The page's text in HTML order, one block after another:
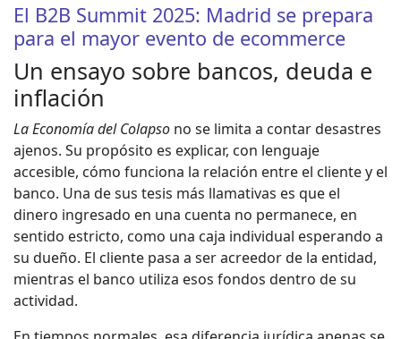
El B2B Summit 2025: Madrid se prepara
para el mayor evento de ecommerce
Un ensayo sobre bancos, deuda e
inflación
La Economía del Colapso no se limita a contar desastres
ajenos. Su propósito es explicar, con lenguaje
accesible, cómo funciona la relación entre el cliente y el
banco. Una de sus tesis más llamativas es que el
dinero ingresado en una cuenta no permanece, en
sentido estricto, como una caja individual esperando a
su dueño. El cliente pasa a ser acreedor de la entidad,
mientras el banco utiliza esos fondos dentro de su
actividad.